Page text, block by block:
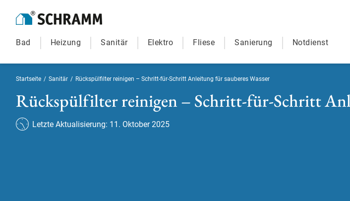
Bad Heizung Sanitär Elektro Fliese Sanierung Notdienst
Startseite / Sanitär / Rückspülfilter reinigen – Schritt-für-Schritt Anleitung für sauberes Wasser
Rückspülfilter reinigen – Schritt-für-Schritt
Letzte Aktualisierung: 11. Oktober 2025